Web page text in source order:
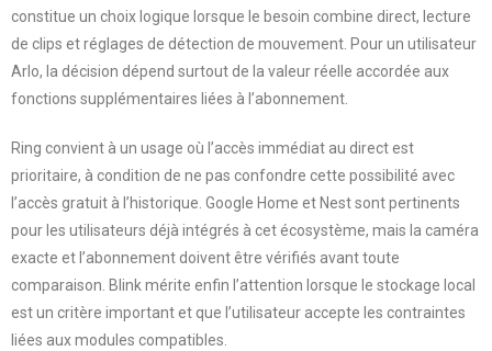
constitue un choix logique lorsque le besoin combine direct, lecture
de clips et réglages de détection de mouvement. Pour un utilisateur
Arlo, la décision dépend surtout de la valeur réelle accordée aux
fonctions supplémentaires liées à l’abonnement.
Ring convient à un usage où l’accès immédiat au direct est
prioritaire, à condition de ne pas confondre cette possibilité avec
l’accès gratuit à l’historique. Google Home et Nest sont pertinents
pour les utilisateurs déjà intégrés à cet écosystème, mais la caméra
exacte et l’abonnement doivent être vérifiés avant toute
comparaison. Blink mérite enfin l’attention lorsque le stockage local
est un critère important et que l’utilisateur accepte les contraintes
liées aux modules compatibles.